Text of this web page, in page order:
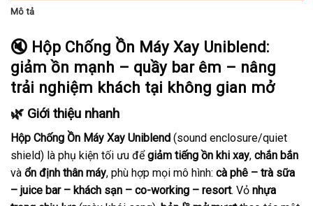
Mô tả
🔇 Hộp Chống Ồn Máy Xay Uniblend:
giảm ồn mạnh – quầy bar êm – nâng
trải nghiệm khách tại không gian mở
🌿 Giới thiệu nhanh
Hộp Chống Ồn Máy Xay Uniblend (sound enclosure/quiet
shield) là phụ kiện tối ưu đểgiảm tiếng ồn khi xay, chắn bắn
và ổn định thân máy, phù hợp mọi mô hình: cà phê – trà sữa
– juice bar – khách sạn – co-working – resort. Vỏ nhựa